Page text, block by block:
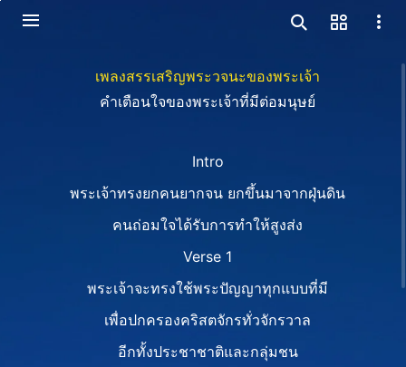
เพลงสรรเสริญพระวจนะของพระเจ้า
คำเตือนใจของพระเจ้าที่มีต่อมนุษย์
Intro
พระเจ้าทรงยกคนยากจน ยกขึ้นมาจากฝุ่นดิน
คนถ่อมใจได้รับการทำให้สูงส่ง
Verse 1
พระเจ้าจะทรงใช้พระปัญญาทุกแบบที่มี
เพื่อปกครองคริสตจักรทั่วจักรวาล
อีกทั้งประชาชาติและกลุ่มชน